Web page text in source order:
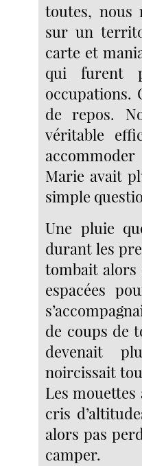
toutes, nous
sur un
carte et
qui furent
occupations.
de repos.
véritable
Marie avait
simple
Une pluie
durant les
tombait alors
espacées
de coups de
devenait
noircissait
Les mouettes
cris
alors pas
camper.